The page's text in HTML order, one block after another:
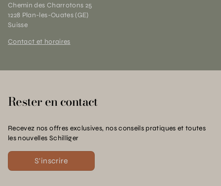
Chemin des Charrotons 25
1228 Plan-les-Ouates (GE)
Suisse
Contact et horaires
Rester en contact
Recevez nos offres exclusives, nos conseils pratiques et toutes
les nouvelles Schilliger
S'inscrire